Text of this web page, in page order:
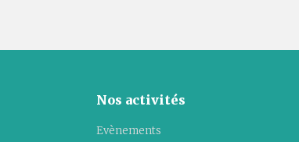
Nos activités
Evènements